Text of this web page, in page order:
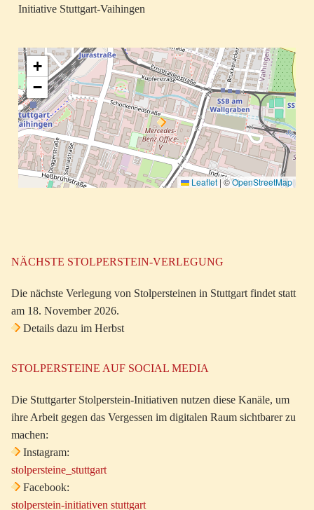
Initiative Stuttgart-Vaihingen
+
−
Leaflet |©OpenStreetMap
NÄCHSTE STOLPERSTEIN-VERLEGUNG
Die nächste Verlegung von Stolpersteinen in Stuttgart findet statt
am 18. November 2026.
Details dazu im Herbst
STOLPERSTEINE AUF SOCIAL MEDIA
Die Stuttgarter Stolperstein-Initiativen nutzen diese Kanäle, um
ihre Arbeit gegen das Vergessen im digitalen Raum sichtbarer zu
machen:
Instagram:
stolpersteine_stuttgart
Facebook:
stolperstein-initiativen stuttgart